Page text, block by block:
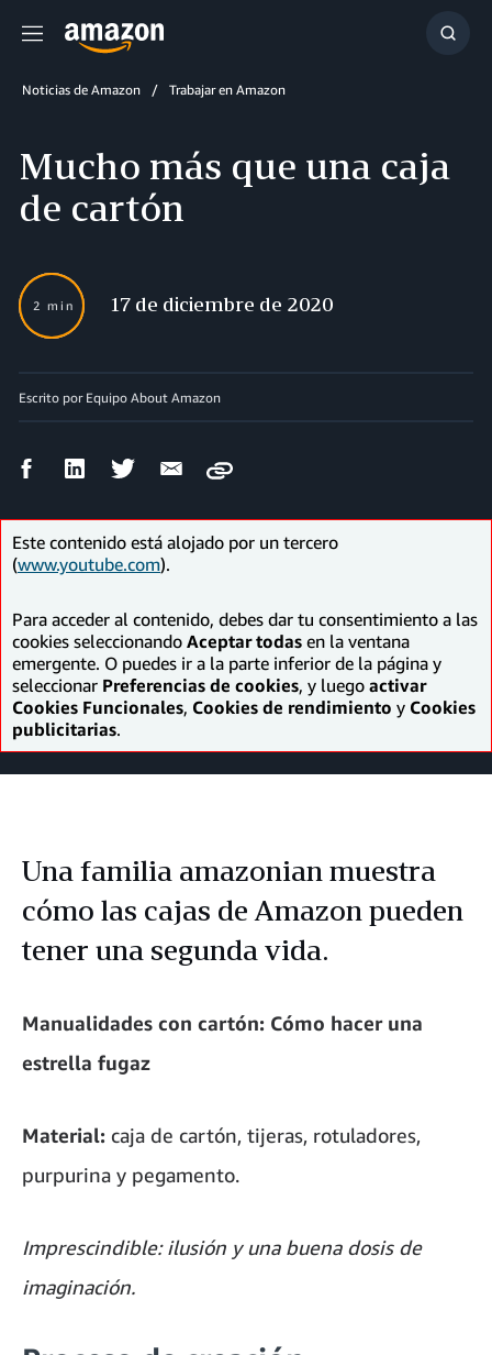
Menú
Noticias de Amazon Trabajar en Amazon
Mucho más que una caja
de cartón
2 min 17 de diciembre de 2020
Escrito por Equipo About Amazon
CompartirCompartirCompartirCompartir
electrónico
Copy
Este contenido está alojado por un tercero
(www.youtube.com).
Para acceder al contenido, debes dar tu consentimiento a las
cookies seleccionando Aceptar todas en la ventana
emergente. O puedes ir a la parte inferior de la página y
seleccionar Preferencias de cookies, y luego activar
Cookies Funcionales, Cookies de rendimiento y Cookies
publicitarias.
Una familia amazonian muestra
cómo las cajas de Amazon pueden
tener una segunda vida.
Manualidades con cartón: Cómo hacer una
estrella fugaz
Material: caja de cartón, tijeras, rotuladores,
purpurina y pegamento.
Imprescindible: ilusión y una buena dosis de
imaginación.